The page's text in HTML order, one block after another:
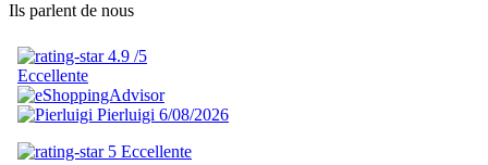
Ils parlent de nous